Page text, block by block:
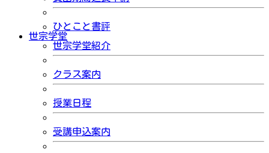
ひとこと書評
世宗学堂
世宗学堂紹介
クラス案内
授業日程
受講申込案内